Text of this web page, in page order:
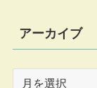
アーカイブ